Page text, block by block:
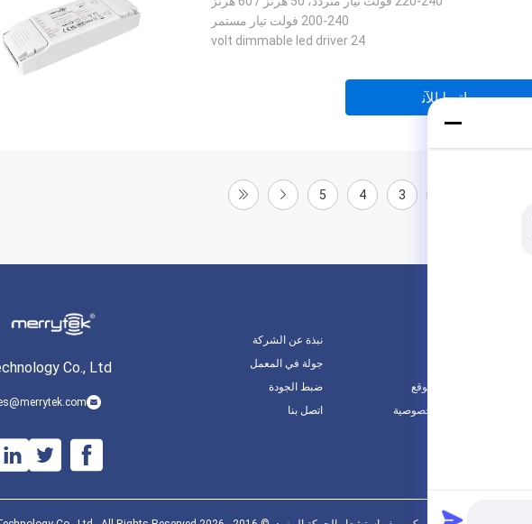
200-240 فولت تيار مستمر
24 volt dimmable led driver
ﺎﺘﺼﻟ ﺍﻶﻧ
3
4
5
Co., Ltd.
نبذة عن الشركة
جولة في المعمل
ضبط الجودة
اتصل بنا
خريطة الموقع
سياسة الخصوصية